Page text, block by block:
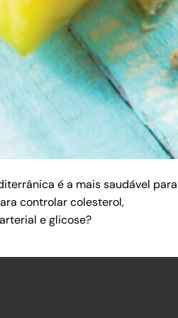
é a mais saudável
controlar colesterol,
e glicose?